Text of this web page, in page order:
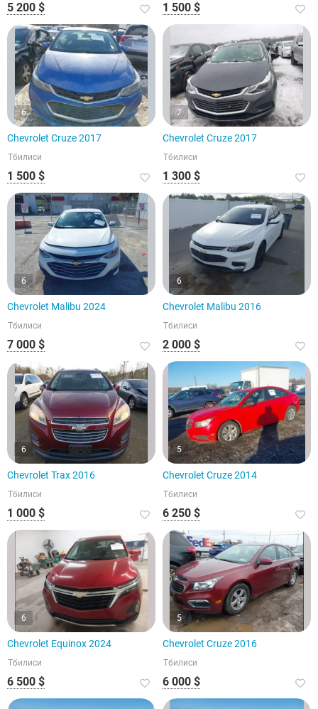
5 200 $ 1 500 $
6
Chevrolet Cruze 2017
Тбилиси
1 500 $
7
Chevrolet Cruze 2017
Тбилиси
1 300 $
6
Chevrolet Malibu 2024
Тбилиси
7 000 $
6
Chevrolet Malibu 2016
Тбилиси
2 000 $
6
Chevrolet Trax 2016
Тбилиси
1 000 $
5
Chevrolet Cruze 2014
Тбилиси
6 250 $
6
Chevrolet Equinox 2024
Тбилиси
6 500 $
5
Chevrolet Cruze 2016
Тбилиси
6 000 $